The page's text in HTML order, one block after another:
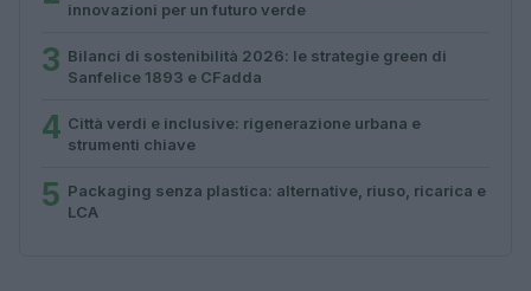
innovazioni per un futuro verde
3 Bilanci di sostenibilità 2026: le strategie green di
Sanfelice 1893 e CFadda
4 Città verdi e inclusive: rigenerazione urbana e
strumenti chiave
5 Packaging senza plastica: alternative, riuso, ricarica e
LCA